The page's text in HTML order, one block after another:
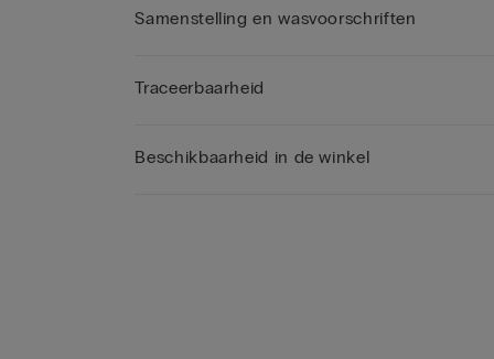
Samenstelling en wasvoorschriften
Traceerbaarheid
Beschikbaarheid in de winkel